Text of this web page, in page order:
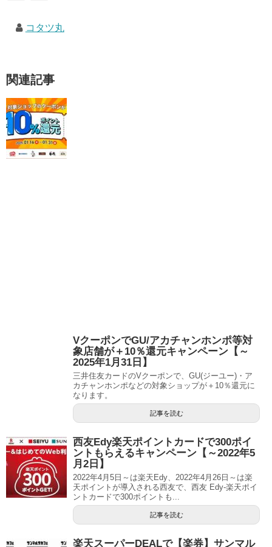
コタツ丸
関連記事
VクーポンでGU/アカチャンホンポ等対
象店舗が＋10％還元キャンペーン【～
2025年1月31日】
三井住友カードのVクーポンで、GU(ジーユー)・ア
カチャンホンポなどの対象ショップが＋10％還元に
なります。
記事を読む
西友Edy楽天ポイントカードで300ポイ
ントもらえるキャンペーン【～2022年5
月2日】
2022年4月5日～は楽天Edy、2022年4月26日～は楽
天ポイントが導入される西友で、西友 Edy-楽天ポイ
ントカードで300ポイントも...
記事を読む
楽天スーパーDEALで【楽券】サンマル